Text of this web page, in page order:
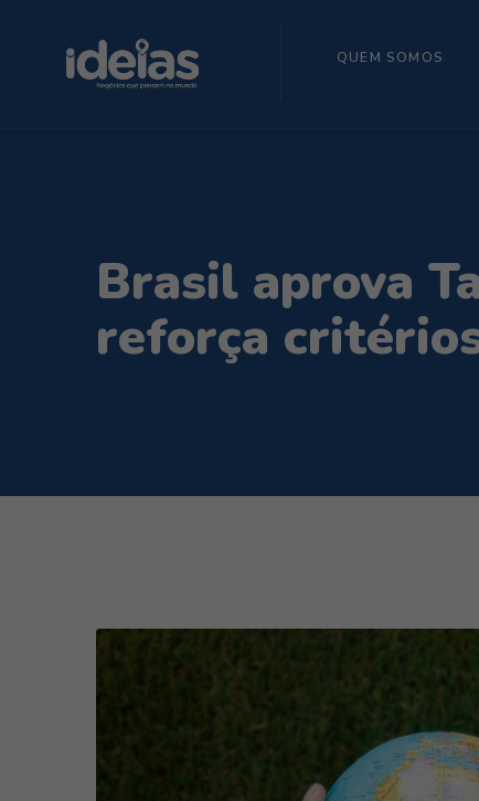
QUEM SOMOS
Brasil aprova
reforça